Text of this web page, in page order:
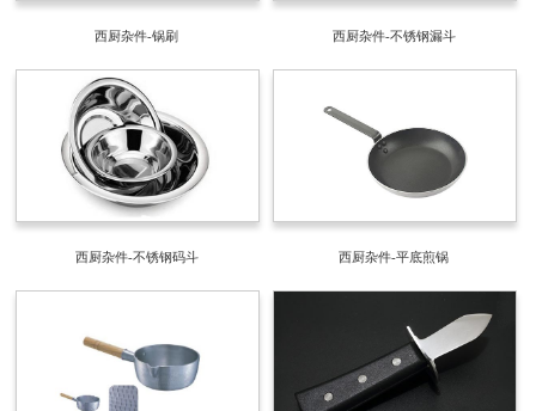
西厨杂件-锅刷 西厨杂件-不锈钢漏斗
西厨杂件-不锈钢码斗 西厨杂件-平底煎锅